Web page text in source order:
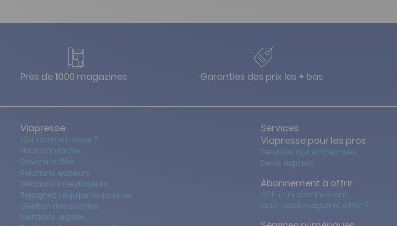
Près de 1000 magazines Garanties des prix les + bas
Viapresse
Qui sommes-nous ?
Nous contacter
Devenir affilié
Relations éditeurs
Relations investisseurs
Rejoignez l'équipe Viapresse!
Gestion des cookies
Mentions légales
Services
Viapresse pour les pros
Services aux entreprises
Devis express
Abonnement à offrir
Offrir un abonnement
Quiz : quel magazine offrir ?